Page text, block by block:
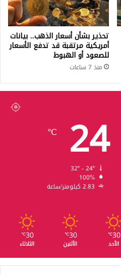
تحذير بشأن أسعار الذهب.. بيانات
أمريكية مرتقبة قد تدفع الأسعار
للصعود أو الهبوط
منذ 7 ساعات
24
℃
100%
2.83 كيلومتر/ساعة
30
℃
الأحد
30
℃
الأثنين
30
℃
الثلاثاء